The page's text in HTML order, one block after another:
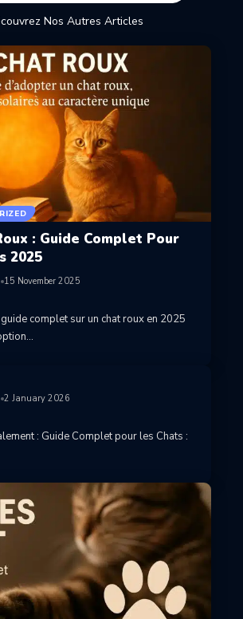
Nos Autres Articles
: Guide Complet Pour
2025
15 November 2025
complet sur un chat roux en 2025
2 January 2026
: Guide Complet pour les Chats :